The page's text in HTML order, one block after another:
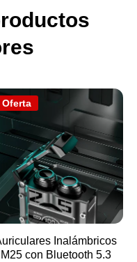
Oferta
Inalámbricos
M25 con Bluetooth 5.3